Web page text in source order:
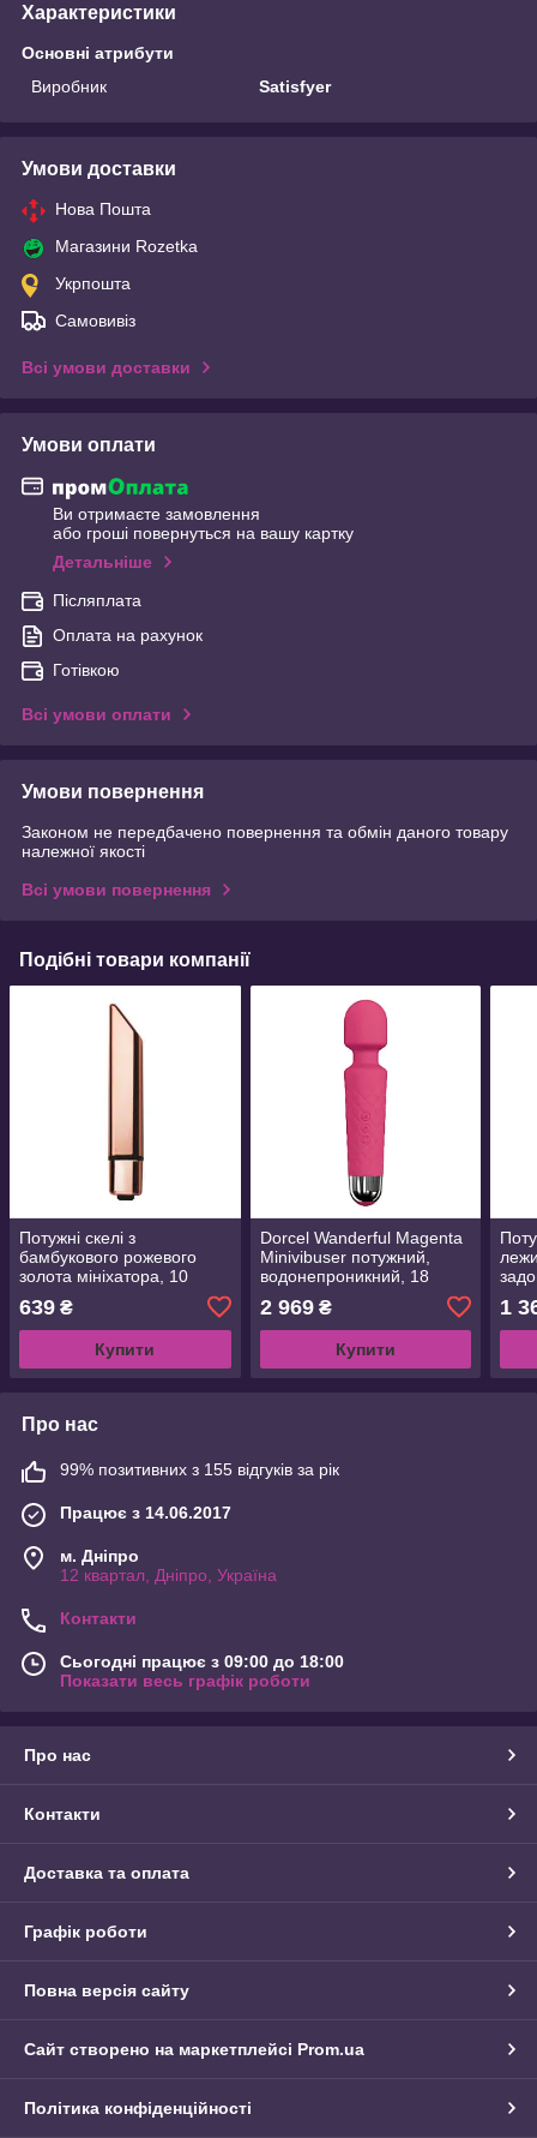
Характеристики
Основні атрибути
Виробник
Satisfyer
Умови доставки
Нова Пошта
Магазини Rozetka
Укрпошта
Самовивіз
Всі умови доставки
Умови оплати
Ви отримаєте замовлення
або гроші повернуться на вашу картку
Детальніше
Післяплата
Оплата на рахунок
Готівкою
Всі умови оплати
Умови повернення
Законом не передбачено повернення та обмін даного товару
належної якості
Всі умови повернення
Подібні товари компанії
Потужні скелі з
бамбукового рожевого
золота мініхатора, 10
водонепроникний
639 ₴
Купити
Dorcel Wanderful Magenta
Minivibuser потужний,
водонепроникний, 18
2 969₴
Купити
1
Про нас
99% позитивних з 155 відгуків за рік
Працює з 14.06.2017
м. Дніпро
12 квартал, Дніпро, Україна
Контакти
Сьогодні працює з 09:00 до 18:00
Показати весь графік роботи
Про нас
Контакти
Доставка та оплата
Графік роботи
Повна версія сайту
Сайт створено на маркетплейсі Prom.ua
Політика конфіденційності